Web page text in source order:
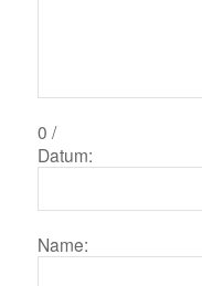
0 /
Datum:
Name: